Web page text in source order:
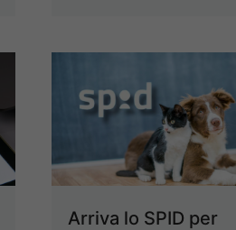
Arriva lo SPID per